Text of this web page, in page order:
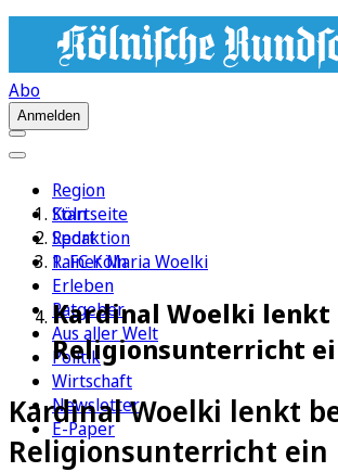
Abo
Anmelden
Region
Köln
Sport
1. FC Köln
Erleben
Ratgeber
Aus aller Welt
Politik
Wirtschaft
Newsletter
E-Paper
Startseite
Redaktion
Rainer Maria Woelki
Kardinal Woelki lenkt
Religionsunterricht
Kardinal Woelki lenkt
Religionsunterricht ein